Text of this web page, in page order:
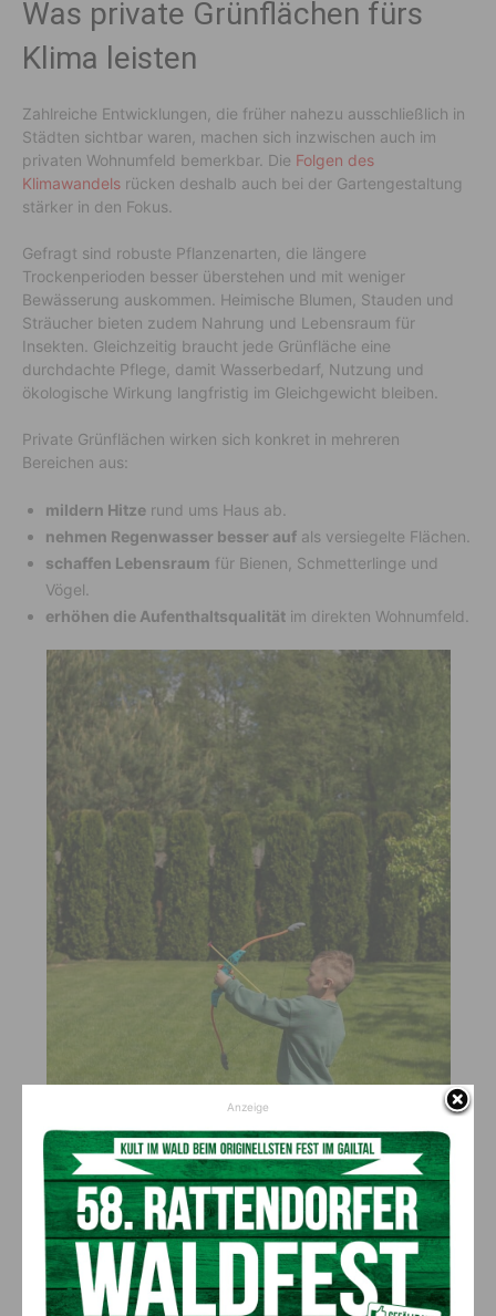
Was private Grünflächen fürs
Klima leisten
Zahlreiche Entwicklungen, die früher nahezu ausschließlich in
Städten sichtbar waren, machen sich inzwischen auch im
privaten Wohnumfeld bemerkbar. Die Folgen des
Klimawandels rücken deshalb auch bei der Gartengestaltung
stärker in den Fokus.
Gefragt sind robuste Pflanzenarten, die längere
Trockenperioden besser überstehen und mit weniger
Bewässerung auskommen. Heimische Blumen, Stauden und
Sträucher bieten zudem Nahrung und Lebensraum für
Insekten. Gleichzeitig braucht jede Grünfläche eine
durchdachte Pflege, damit Wasserbedarf, Nutzung und
ökologische Wirkung langfristig im Gleichgewicht bleiben.
Private Grünflächen wirken sich konkret in mehreren
Bereichen aus:
mildern Hitze rund ums Haus ab.
nehmen Regenwasser besser auf als versiegelte Flächen.
schaffen Lebensraum für Bienen, Schmetterlinge und
Vögel.
erhöhen die Aufenthaltsqualität im direkten Wohnumfeld.
Der Wunsch nach einem
Anzeige